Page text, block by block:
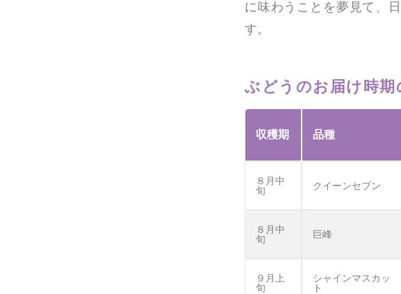
に味わうことを夢見て、
す。
ぶどうのお届け時期
収穫期 品種
８月中
旬
クイーンセブン
８月中
旬
巨峰
９月上
旬
シャインマスカッ
ト